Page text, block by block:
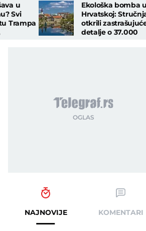
u
Svi
Trampa
navode
Ekološka bomba u
Hrvatskoj:
otkrili
detalje o 37.000
NAJNOVIJE KOMENTARI